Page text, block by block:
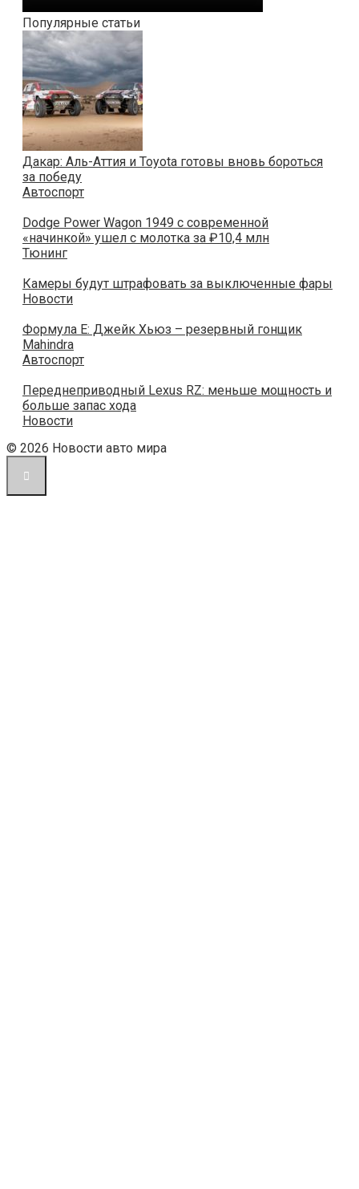
Популярные статьи
Дакар: Аль-Аттия и Toyota готовы вновь бороться
за победу
Автоспорт
Dodge Power Wagon 1949 с современной
«начинкой» ушел с молотка за ₽10,4 млн
Тюнинг
Камеры будут штрафовать за выключенные фары
Новости
Формула E: Джейк Хьюз – резервный гонщик
Mahindra
Автоспорт
Переднеприводный Lexus RZ: меньше мощность и
больше запас хода
Новости
© 2026 Новости авто мира